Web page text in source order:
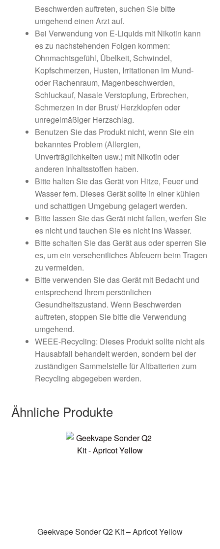
Beschwerden auftreten, suchen Sie bitte
umgehend einen Arzt auf.
Bei Verwendung von E-Liquids mit Nikotin kann
es zu nachstehenden Folgen kommen:
Ohnmachtsgefühl, Übelkeit, Schwindel,
Kopfschmerzen, Husten, Irritationen im Mund-
oder Rachenraum, Magenbeschwerden,
Schluckauf, Nasale Verstopfung, Erbrechen,
Schmerzen in der Brust/ Herzklopfen oder
unregelmäßiger Herzschlag.
Benutzen Sie das Produkt nicht, wenn Sie ein
bekanntes Problem (Allergien,
Unverträglichkeiten usw.) mit Nikotin oder
anderen Inhaltsstoffen haben.
Bitte halten Sie das Gerät von Hitze, Feuer und
Wasser fern. Dieses Gerät sollte in einer kühlen
und schattigen Umgebung gelagert werden.
Bitte lassen Sie das Gerät nicht fallen, werfen Sie
es nicht und tauchen Sie es nicht ins Wasser.
Bitte schalten Sie das Gerät aus oder sperren Sie
es, um ein versehentliches Abfeuern beim Tragen
zu vermeiden.
Bitte verwenden Sie das Gerät mit Bedacht und
entsprechend Ihrem persönlichen
Gesundheitszustand. Wenn Beschwerden
auftreten, stoppen Sie bitte die Verwendung
umgehend.
WEEE-Recycling: Dieses Produkt sollte nicht als
Hausabfall behandelt werden, sondern bei der
zuständigen Sammelstelle für Altbatterien zum
Recycling abgegeben werden.
Ähnliche Produkte
Geekvape Sonder Q2 Kit – Apricot Yellow